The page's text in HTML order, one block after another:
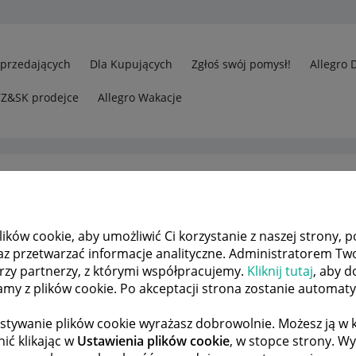
cookie, aby umożliwić Ci korzystanie z naszej strony,
przetwarzać informacje analityczne. Administratorem
partnerzy, z którymi współpracujemy. Kliknij tutaj, aby
z plików cookie. Po akceptacji strona zostanie
plików cookie wyrażasz dobrowolnie. Możesz ją w
klikając wUstawienia plików cookie, w stopce strony.
Dla Kupujących Zgłoś swój pomysł! Allegro
prodejce Allegro Wakacje
Przelewy24 dlaczego nie mogę wypłacić pieniędzy?
POPRZEDNIA NASTĘPNA